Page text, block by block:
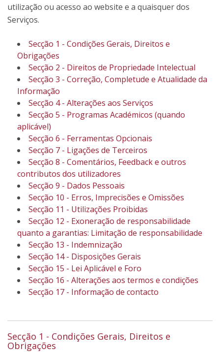
utilização ou acesso ao website e a quaisquer dos
Serviços.
Secção 1 - Condições Gerais, Direitos e
Obrigações
Secção 2 - Direitos de Propriedade Intelectual
Secção 3 - Correção, Completude e Atualidade da
Informação
Secção 4 - Alterações aos Serviços
Secção 5 - Programas Académicos (quando
aplicável)
Secção 6 - Ferramentas Opcionais
Secção 7 - Ligações de Terceiros
Secção 8 - Comentários, Feedback e outros
contributos dos utilizadores
Secção 9 - Dados Pessoais
Secção 10 - Erros, Imprecisões e Omissões
Secção 11 - Utilizações Proibidas
Secção 12 - Exoneração de responsabilidade
quanto a garantias: Limitação de responsabilidade
Secção 13 - Indemnização
Secção 14 - Disposições Gerais
Secção 15 - Lei Aplicável e Foro
Secção 16 - Alterações aos termos e condições
Secção 17 - Informação de contacto
Secção 1 - Condições Gerais, Direitos e
Obrigações